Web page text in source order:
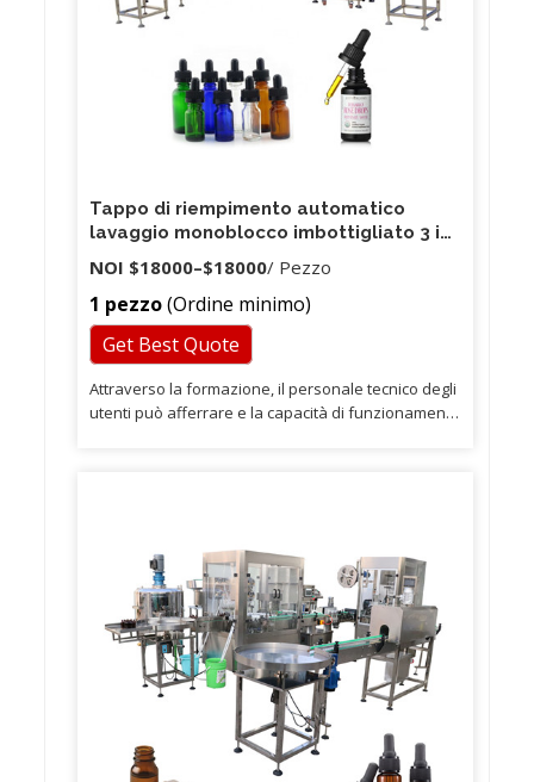
Tappo di riempimento automatico
lavaggio monoblocco imbottigliato 3 in
1 macchina
NOI $18000–$18000/ Pezzo
1 pezzo(Ordine minimo)
Get Best Quote
Attraverso la formazione, il personale tecnico degli
utenti può afferrare e la capacità di funzionamento
americani, Africa, Oceania, Medio Oriente e Asia.